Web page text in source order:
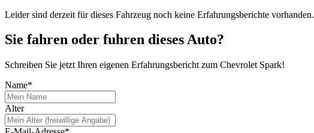
Leider sind derzeit für dieses Fahrzeug noch keine Erfahrungsberichte vorhanden.
Sie fahren oder fuhren dieses Auto?
Schreiben Sie jetzt Ihren eigenen Erfahrungsbericht zum Chevrolet Spark!
Name*
Alter